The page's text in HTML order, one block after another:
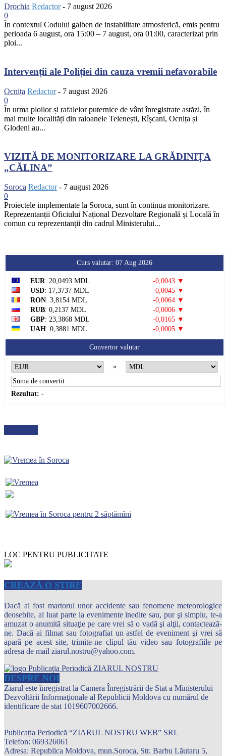
Drochia Redactor - 7 august 2026
0
În contextul Codului galben de instabilitate atmosferică, emis pentru
perioada 6 august, ora 15:00 – 7 august, ora 01:00, caracterizat prin
ploi...
Intervenții ale Poliției din cauza vremii nefavorabile
Ocnița Redactor - 7 august 2026
0
În urma ploilor și rafalelor puternice de vânt înregistrate astăzi, în
mai multe localități din raioanele Telenești, Rîșcani, Ocnița și
Glodeni au...
VIZITĂ DE MONITORIZARE LA GRĂDINIȚA
„CĂLINA”
Soroca Redactor - 7 august 2026
0
Proiectele implementate la Soroca, sunt în continua monitorizare.
Reprezentanții Oficiului Național Dezvoltare Regională și Locală în
comun cu reprezentanții din cadrul Ministerului...
Curs valutar: 07 Aug 2026
EUR: 20,0493 MDL
-0,0043 ▼
USD: 17,3737 MDL
-0,0045 ▼
RON: 3,8154 MDL
-0,0064 ▼
RUB: 0,2137 MDL
-0,0006 ▼
GBP: 23,3868 MDL
-0,0165 ▼
UAH: 0,3881 MDL -0,0005 ▼
Convertor valutar
»
Rezultat: -
LOC PENTRU PUBLICITATE
CREAZĂ O ȘTIRE
Dacă ai fost martorul unor accidente sau fenomene meteorologice
deosebite, ai luat parte la evenimente inedite sau, pur şi simplu, te-a
amuzat o anumită situaţie pe care vrei să o vadă şi alţii, contactează-
ne. Dacă ai filmat sau fotografiat un astfel de eveniment şi vrei să
apară pe acest site, trimite-ne clipul tău video sau fotografiile pe
adresa de mail ziarul.nostru@yahoo.com.
DESPRE NOI
Ziarul este înregistrat la Camera Înregistrării de Stat a Ministerului
Dezvoltării Informaţionale al Republicii Moldova cu numărul de
identificare de stat 1019607002666.
Publicația Periodică “ZIARUL NOSTRU WEB” SRL
Telefon: 069326061
Adresa: Republica Moldova, mun.Soroca, Str. Barbu Lăutaru 5,